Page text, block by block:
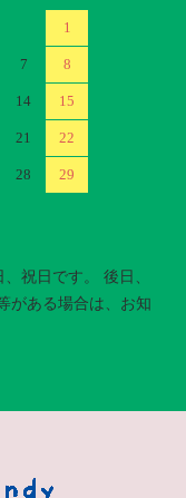
1
7 8
14 15
21 22
28 29
祝日です。 後日、
がある場合は、お知